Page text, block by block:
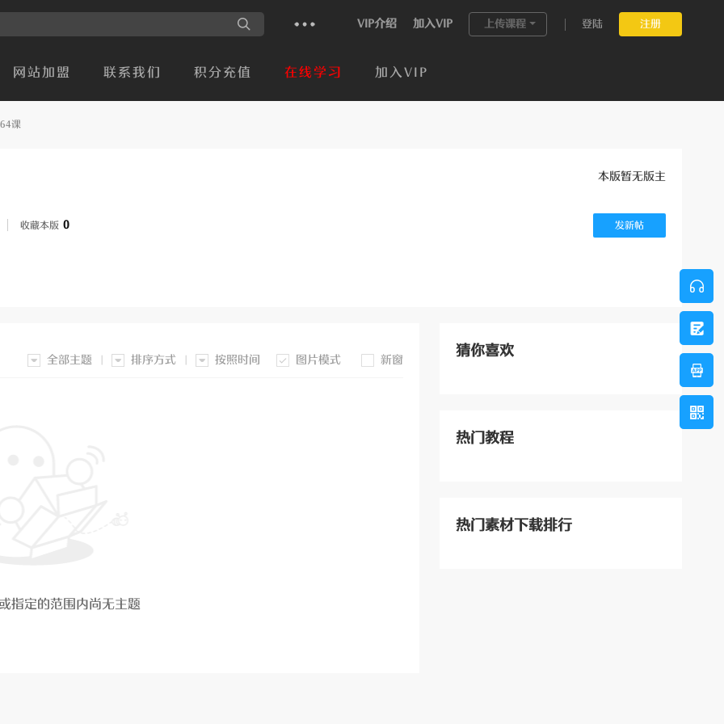
VIP介绍 加入VIP 上传课程 登陆 注册
网站加盟 联系我们 积分充值 在线学习 加入VIP
课
本版暂无版主
收藏本版 0 发新帖
新窗
图片模式
全部主题 排序方式 按照时间
指定的范围内尚无主题
猜你喜欢
热门教程
热门素材下载排行